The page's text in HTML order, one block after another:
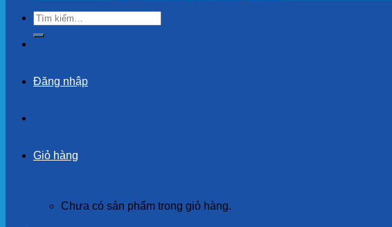
Tìm
kiếm:
Đăng nhập
Giỏ hàng
Chưa có sản phẩm trong giỏ hàng.